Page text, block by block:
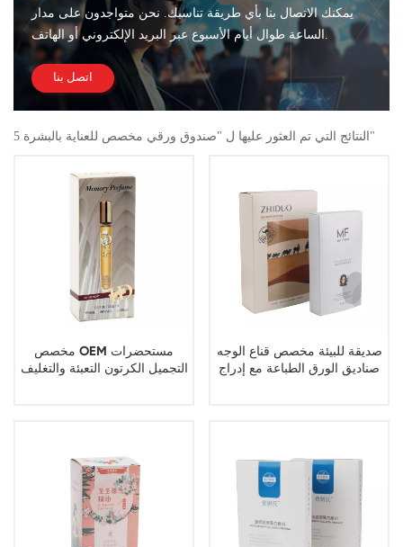
يمكنك الاتصال بنا بأي طريقة تناسبك. نحن متواجدون على مدار
الساعة طوال أيام الأسبوع عبر البريد الإلكتروني أو الهاتف.
اتصل بنا
5 النتائج التي تم العثور عليها ل "صندوق ورقي مخصص للعناية بالبشرة"
مخصص OEM مستحضرات
التجميل الكرتون التعبئة والتغليف
صديقة للبيئة مخصص قناع الوجه
صناديق الورق الطباعة مع إدراج